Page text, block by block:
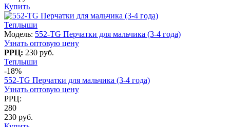
Купить
Теплыши
Модель: 552-TG Перчатки для мальчика (3-4 года)
Узнать оптовую цену
РРЦ: 230 руб.
Теплыши
-18%
552-TG Перчатки для мальчика (3-4 года)
Узнать оптовую цену
РРЦ:
280
230 руб.